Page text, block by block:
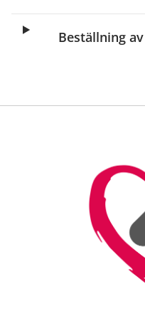
Beställning